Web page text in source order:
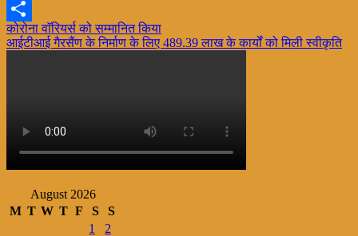
X
Share
Post
navigation
कोरोना वाॅरियर्स को सम्मानित किया
आईटीआई गैरसैंण के निर्माण के लिए 489.39 लाख के कार्यों को मिली स्वीकृति
August 2026
M T W T F S
S
1
2